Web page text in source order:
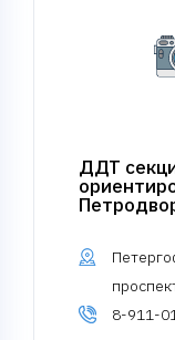
ДДТ
8-911-